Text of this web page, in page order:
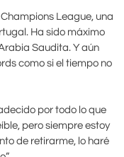
League, una
Ha sido máximo
Saudita. Y aún
como si el tiempo no
por todo lo que
pero siempre estoy
de retirarme, lo haré